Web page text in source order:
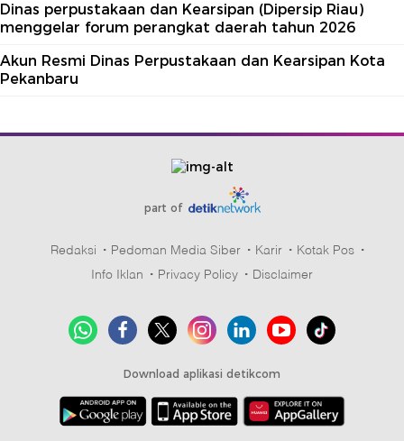
Dinas perpustakaan dan Kearsipan (Dipersip Riau)
menggelar forum perangkat daerah tahun 2026
Akun Resmi Dinas Perpustakaan dan Kearsipan Kota
Pekanbaru
part of
Redaksi Pedoman Media Siber Karir
Kotak Pos
Info Iklan
Privacy Policy Disclaimer
Download aplikasi detikcom